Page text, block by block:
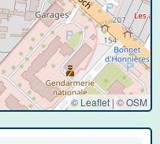
© Leaflet | ©OSM